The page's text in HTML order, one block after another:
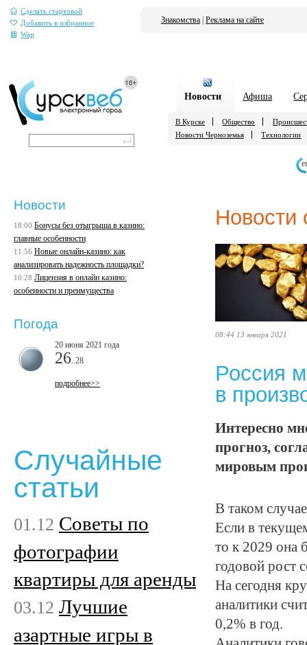
Сделать стартовой
Добавить в избранное
Wap
Знакомства Реклама на сайте
Новости Афиша
В Курске Общество
Новости Черноземья
Технологии
Новости
08:44 13 января 2021
Россия
в
Интересно
прогноз,
мировым
В таком
Если в
то к 2029 она
годовой рост
На сегодня
аналитики
0,2% в год.
Новости
18:00 Бонусы без отыгрыша в казино:
главные особенности
11:56 Новые онлайн-казино: как
анализировать надежность площадки?
10:28 Лицензия в онлайн казино:
особенности и преимущества
Погода
20 июня 2021 года
26 ..28
подробнее>>
Случайные
статьи
01.12 Советы по
фотографии
квартиры для аренды
03.12 Лучшие
азартные игры в